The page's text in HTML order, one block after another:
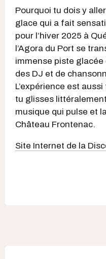
Pourquoi tu dois y
glace qui a fait
pour l’hiver 2025 à
l’Agora du Port se
immense piste
des DJ et de
L’expérience est
tu glisses
musique qui pulse et
Château Frontenac.
Site Internet de la